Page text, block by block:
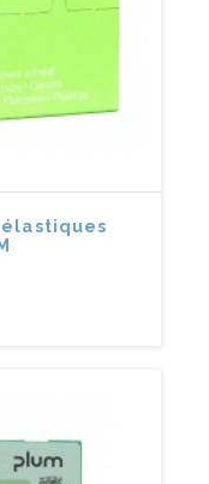
élastiques